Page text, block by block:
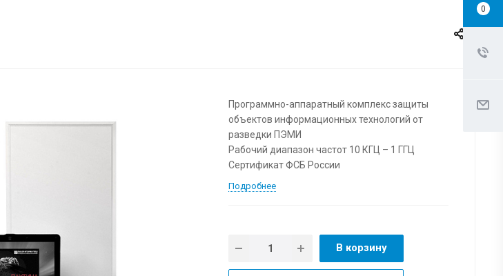
Программно-аппаратный комплекс защиты
объектов информационных технологий от
разведки ПЭМИ
Рабочий диапазон частот 10 КГЦ – 1 ГГЦ
Сертификат ФСБ России
Подробнее
В корзину
0